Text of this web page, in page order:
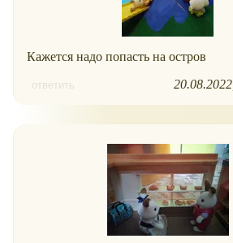
Кажется надо попасть на остров
ответить 20.08.2022